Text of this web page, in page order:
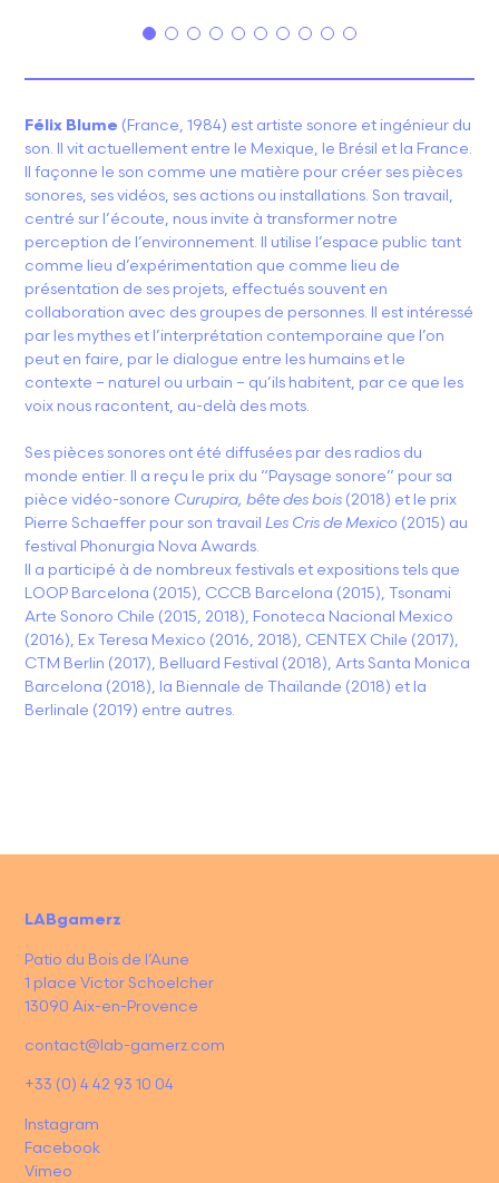
Félix Blume (France, 1984) est artiste sonore et ingénieur du
son. Il vit actuellement entre le Mexique, le Brésil et la France.
Il façonne le son comme une matière pour créer ses pièces
sonores, ses vidéos, ses actions ou installations. Son travail,
centré sur l’écoute, nous invite à transformer notre
perception de l’environnement. Il utilise l’espace public tant
comme lieu d’expérimentation que comme lieu de
présentation de ses projets, effectués souvent en
collaboration avec des groupes de personnes. Il est intéressé
par les mythes et l’interprétation contemporaine que l’on
peut en faire, par le dialogue entre les humains et le
contexte – naturel ou urbain – qu’ils habitent, par ce que les
voix nous racontent, au-delà des mots.
Ses pièces sonores ont été diffusées par des radios du
monde entier. Il a reçu le prix du “Paysage sonore” pour sa
pièce vidéo-sonore Curupira, bête des bois (2018) et le prix
Pierre Schaeffer pour son travailLes Cris de Mexico (2015) au
festival Phonurgia Nova Awards.
Il a participé à de nombreux festivals et expositions tels que
LOOP Barcelona (2015), CCCB Barcelona (2015), Tsonami
Arte Sonoro Chile (2015, 2018), Fonoteca Nacional Mexico
(2016), Ex Teresa Mexico (2016, 2018), CENTEX Chile (2017),
CTM Berlin (2017), Belluard Festival (2018), Arts Santa Monica
Barcelona (2018), la Biennale de Thaïlande (2018) et la
Berlinale (2019) entre autres.
LABgamerz
Patio du Bois de l’Aune
1 place Victor Schoelcher
13090 Aix-en-Provence
contact@lab-gamerz.com
+33 (0) 4 42 93 10 04
Instagram
Facebook
Vimeo